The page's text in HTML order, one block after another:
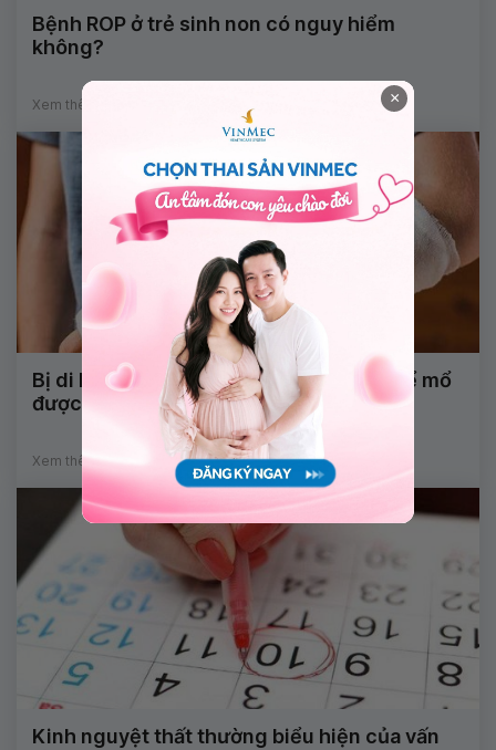
Bệnh ROP ở trẻ sinh non có nguy hiểm
không?
Xem thêm
Bị di lệch xương sau bó lá cố định có thể mổ
được không?
Xem thêm
Kinh nguyệt thất thường biểu hiện của vấn
×